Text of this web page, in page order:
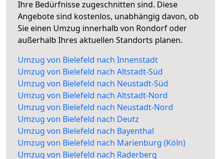
Ihre Bedürfnisse zugeschnitten sind. Diese
Angebote sind kostenlos, unabhängig davon, ob
Sie einen Umzug innerhalb von Rondorf oder
außerhalb Ihres aktuellen Standorts planen.
Umzug von Bielefeld nach Innenstadt
Umzug von Bielefeld nach Altstadt-Süd
Umzug von Bielefeld nach Neustadt-Süd
Umzug von Bielefeld nach Altstadt-Nord
Umzug von Bielefeld nach Neustadt-Nord
Umzug von Bielefeld nach Deutz
Umzug von Bielefeld nach Bayenthal
Umzug von Bielefeld nach Marienburg (Köln)
Umzug von Bielefeld nach Raderberg